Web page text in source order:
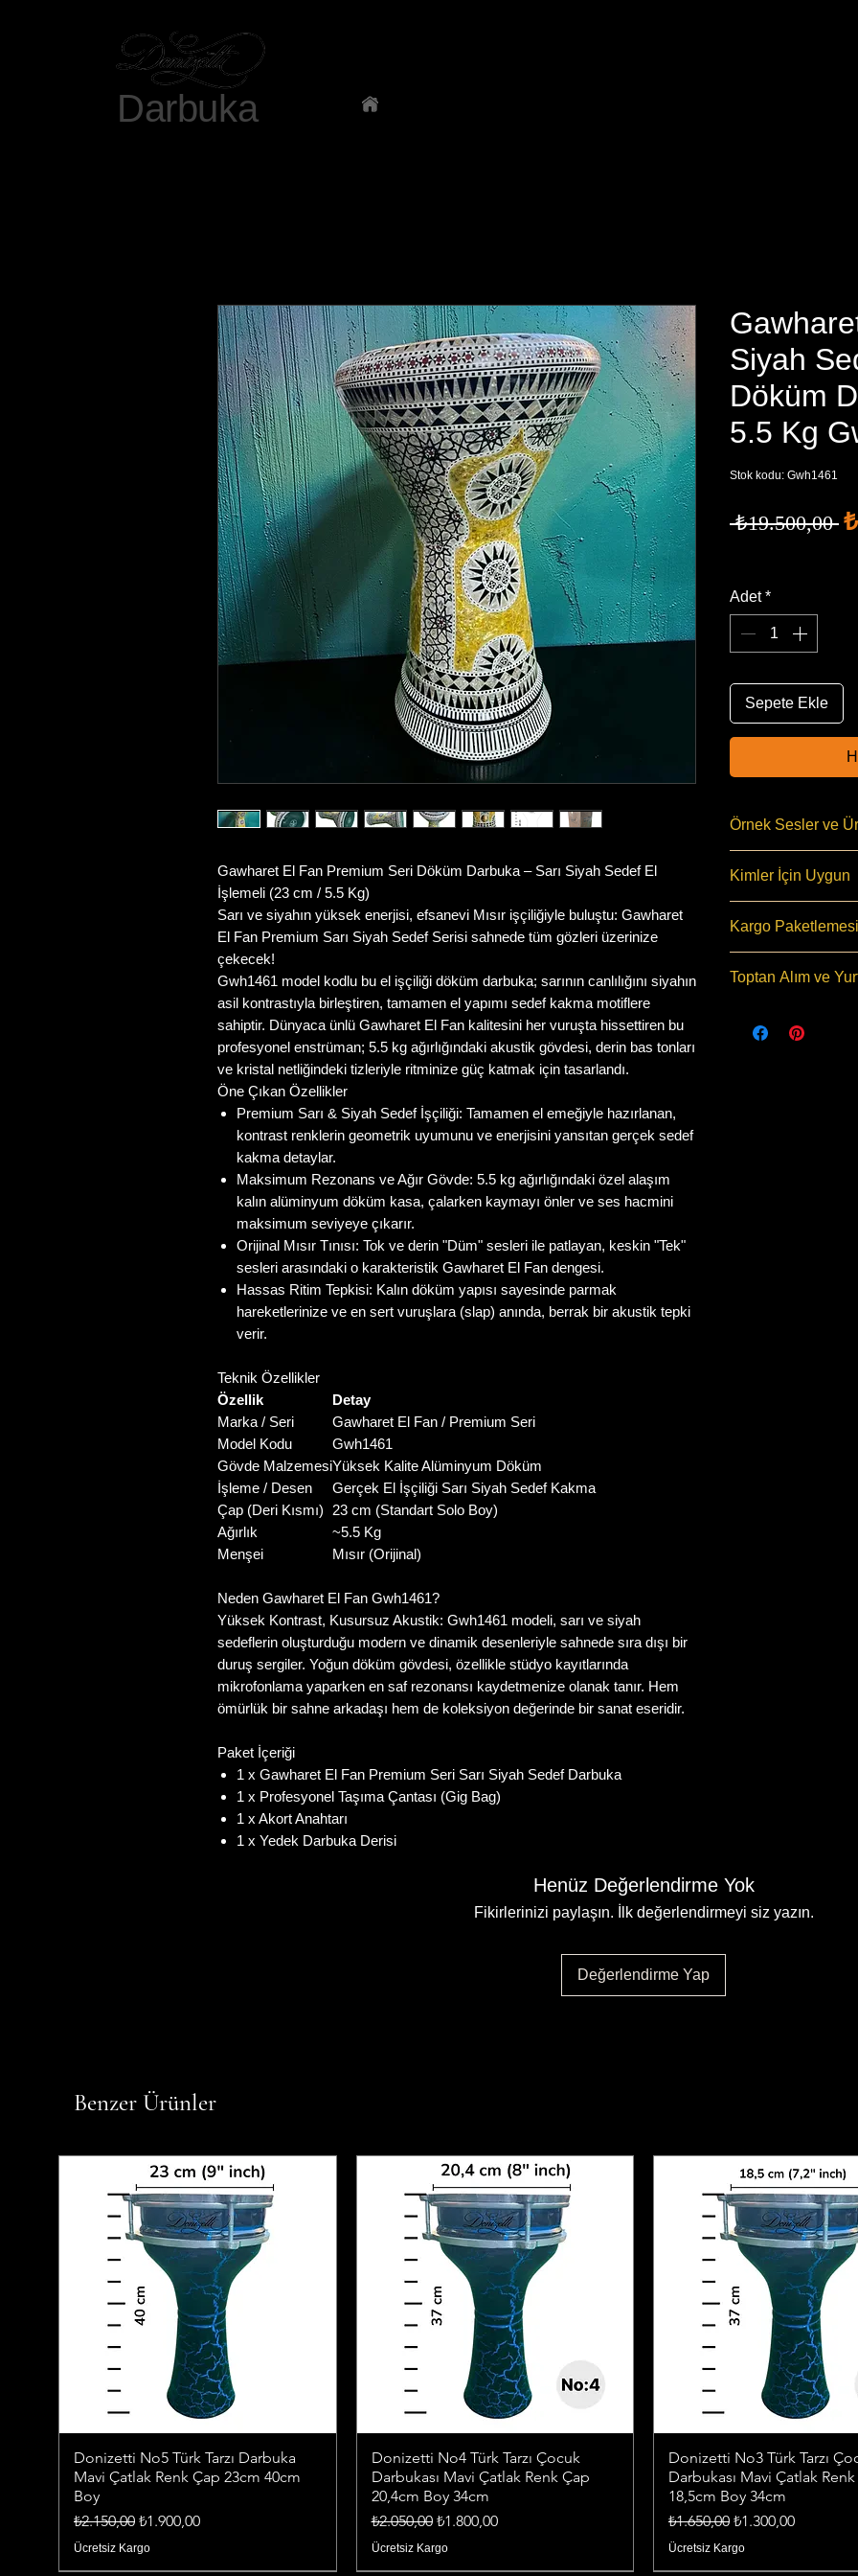
Darbuka
Gawharet El Fan Premium Seri Döküm Darbuka – Sarı Siyah Sedef El
İşlemeli (23 cm / 5.5 Kg)
Sarı ve siyahın yüksek enerjisi, efsanevi Mısır işçiliğiyle buluştu: Gawharet
El Fan Premium Sarı Siyah Sedef Serisi sahnede tüm gözleri üzerinize
çekecek!
Gwh1461 model kodlu bu el işçiliği döküm darbuka; sarının canlılığını siyahın
asil kontrastıyla birleştiren, tamamen el yapımı sedef kakma motiflere
sahiptir. Dünyaca ünlü Gawharet El Fan kalitesini her vuruşta hissettiren bu
profesyonel enstrüman; 5.5 kg ağırlığındaki akustik gövdesi, derin bas tonları
ve kristal netliğindeki tizleriyle ritminize güç katmak için tasarlandı.
Öne Çıkan Özellikler
Premium Sarı & Siyah Sedef İşçiliği: Tamamen el emeğiyle hazırlanan,
kontrast renklerin geometrik uyumunu ve enerjisini yansıtan gerçek sedef
kakma detaylar.
Maksimum Rezonans ve Ağır Gövde: 5.5 kg ağırlığındaki özel alaşım
kalın alüminyum döküm kasa, çalarken kaymayı önler ve ses hacmini
maksimum seviyeye çıkarır.
Orijinal Mısır Tınısı: Tok ve derin "Düm" sesleri ile patlayan, keskin "Tek"
sesleri arasındaki o karakteristik Gawharet El Fan dengesi.
Hassas Ritim Tepkisi: Kalın döküm yapısı sayesinde parmak
hareketlerinize ve en sert vuruşlara (slap) anında, berrak bir akustik tepki
verir.
Teknik Özellikler
Özellik
Detay
Marka / Seri
Gawharet El Fan / Premium Seri
Model Kodu
Gwh1461
Gövde MalzemesiYüksek Kalite Alüminyum Döküm
İşleme / Desen
Gerçek El İşçiliği Sarı Siyah Sedef Kakma
Çap (Deri Kısmı)
23 cm (Standart Solo Boy)
Ağırlık
~5.5 Kg
Menşei
Mısır (Orijinal)
Neden Gawharet El Fan Gwh1461?
Yüksek Kontrast, Kusursuz Akustik: Gwh1461 modeli, sarı ve siyah
sedeflerin oluşturduğu modern ve dinamik desenleriyle sahnede sıra dışı bir
duruş sergiler. Yoğun döküm gövdesi, özellikle stüdyo kayıtlarında
mikrofonlama yaparken en saf rezonansı kaydetmenize olanak tanır. Hem
ömürlük bir sahne arkadaşı hem de koleksiyon değerinde bir sanat eseridir.
Paket İçeriği
1 x Gawharet El Fan Premium Seri Sarı Siyah Sedef Darbuka
1 x Profesyonel Taşıma Çantası (Gig Bag)
1 x Akort Anahtarı
1 x Yedek Darbuka Derisi
Siyah
Döküm
5.5 Kg
Stok kodu: Gwh1461
₺19.500,00
Adet *
Sepete Ekle
Örnek Sesler ve
Üretim Detayı
SSS ( FQA
Bu Üründe
Vardır
Kimler İçin Uygun
için uygundur
Okullar, Ritim
Performansı,
Kargo
Aras Kargo
kamera kaydı
Toptan Alım ve
gerekir
Henüz Değerlendirme Yok
Fikirlerinizi paylaşın. İlk değerlendirmeyi siz yazın.
Değerlendirme Yap
Benzer Ürünler
Donizetti No5 Türk Tarzı Darbuka
Mavi Çatlak Renk Çap 23cm 40cm
Boy
Normal Fiyat
₺2.150,00 İndirimli Fiyat
₺1.900,00
Ücretsiz Kargo
Donizetti No4 Türk Tarzı Çocuk
Darbukası Mavi Çatlak Renk Çap
20,4cm Boy 34cm
Normal Fiyat
₺2.050,00 İndirimli Fiyat
₺1.800,00
Ücretsiz Kargo
Donizetti No3 Türk Tarzı
Darbukası Mavi Çatlak
18,5cm Boy 34cm
Normal Fiyat
₺1.650,00 İndirimli Fiyat
₺1.300,00
Ücretsiz Kargo